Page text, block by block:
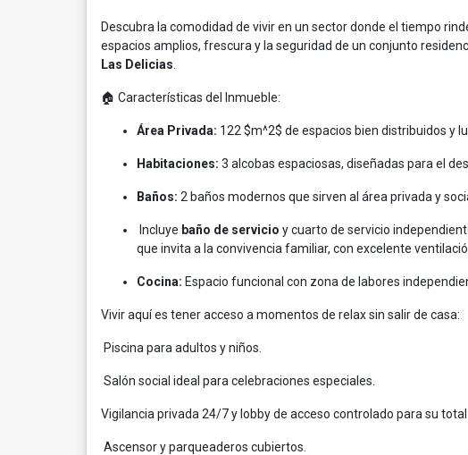
Descubra la comodidad de vivir en un sector donde el tiempo
espacios amplios, frescura y la seguridad de un conjunto
Las Delicias
🏠 Características del Inmueble:
Área Privada: 122 $m^2$ de espacios bien distribuidos y
Habitaciones: 3 alcobas espaciosas, diseñadas para el
Baños: 2 baños modernos que sirven al área privada y
Incluye baño de servicio y cuarto de servicio
que invita a la convivencia familiar, con excelente
Cocina: Espacio funcional con zona de labores
Vivir aquí es tener acceso a momentos de relax sin salir de casa:
Piscina para adultos y niños.
Salón social ideal para celebraciones especiales.
Vigilancia privada 24/7 y lobby de acceso controlado para su
Ascensor y parqueaderos cubiertos.